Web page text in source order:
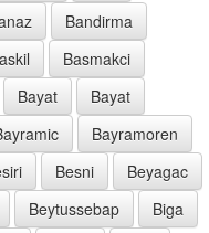
Bandirma
Basmakci
Bayat
Bayat
Bayramoren
Besni
Beyagac
Beytussebap
Biga